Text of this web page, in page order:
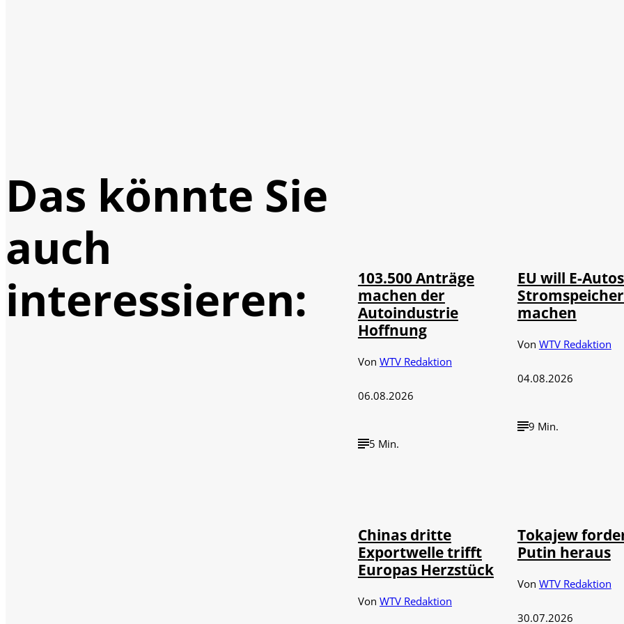
Das könnte Sie
auch
interessieren:
103.500 Anträge
machen der
Autoindustrie
Hoffnung
Von WTV Redaktion
06.08.2026
5 Min.
EU will E-
machen
Von WTV Redaktion
04.08.2026
9 Min.
Chinas dritte
Exportwelle trifft
Europas Herzstück
Von WTV Redaktion
Tokajew
Putin heraus
Von WTV Redaktion
30.07.2026